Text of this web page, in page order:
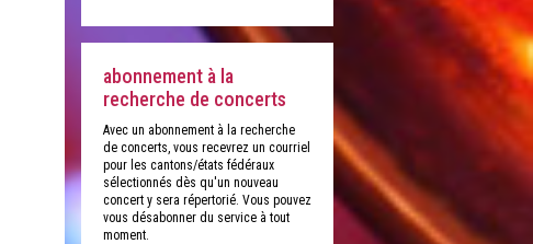
abonnement à la
recherche de concerts
Avec un abonnement à la recherche
de concerts, vous recevrez un courriel
pour les cantons/états fédéraux
sélectionnés dès qu'un nouveau
concert y sera répertorié. Vous pouvez
vous désabonner du service à tout
moment.